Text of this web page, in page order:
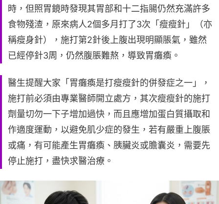
時，但照胃鏡時發現其胃部和十二指腸仍然充滿許多
食物殘渣，原來病人2個多月打了3次「瘦瘦針」（亦
稱瘦身針），施打第2針後上腹出現明顯脹氣，雖然
已經停針3周，仍然腹脹難熬，導致胃癱瘓。
醫生提醒大家「胃癱瘓是打瘦瘦針的併發症之一」，
施打前必須由專業醫師開立處方，其次瘦瘦針的施打
劑量切勿一下子增加過快，而且應增加蛋白質攝取和
作適度運動，以避免肌少症的發生，若有嚴重上腹脹
或痛，有可能產生胃癱瘓、胰臟炎或膽囊炎，需要先
停止施打，盡快求醫治療。